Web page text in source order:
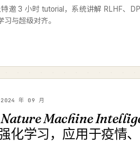
邀 3 小时 tutorial，系统讲解 RLHF、
与超级对齐。
2024 年 09 月
Nature Machine
化学习，应用于疫情